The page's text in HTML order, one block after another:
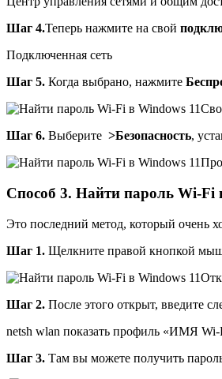
Шаг 4.Теперь нажмите на свой
Подключенная сеть
Шаг 5. Когда выбрано, нажмите
Шаг 6. Выберите >Безопасность,
Способ 3. Найти пароль Wi-Fi
Это последний метод, который очень
Шаг 1. Щелкните правой кнопкой
Шаг 2. После этого открыт, введите
netsh wlan показать профиль «ИМЯ
Шаг 3. Там вы можете получить